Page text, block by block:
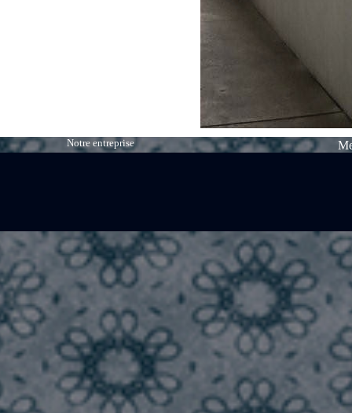
Notre entreprise